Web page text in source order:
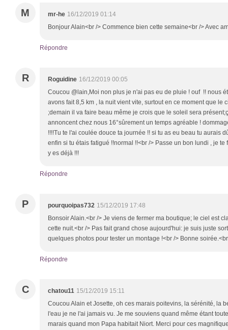
M mr-he 16/12/2019 01:14
Bonjour Alain<br /> Commence bien cette semaine<br /> Avec
Répondre
R Roguidine 16/12/2019 00:05
Coucou @lain,Moi non plus je n'ai pas eu de pluie ! ouf !! nous
avons fait 8,5 km , la nuit vient vite, surtout en ce moment que le
;demain il va faire beau même je crois que le soleil sera
annoncent chez nous 16°sûrement un temps agréable !
!!!!Tu te l'ai coulée douce ta journée !! si tu as eu beau tu aurais
enfin si tu étais fatigué !!normal !!<br /> Passe un bon lundi , je
y es déjà !!!
Répondre
P pourquoipas732 15/12/2019 17:48
Bonsoir Alain.<br /> Je viens de fermer ma boutique; le ciel est
cette nuit.<br /> Pas fait grand chose aujourd'hui: je suis juste
quelques photos pour tester un montage !<br /> Bonne
Répondre
C chatou11 15/12/2019 15:11
Coucou Alain et Josette, oh ces marais poitevins, la sérénité, la
l'eau je ne l'ai jamais vu. Je me souviens quand même étant
marais quand mon Papa habitait Niort. Merci pour ces